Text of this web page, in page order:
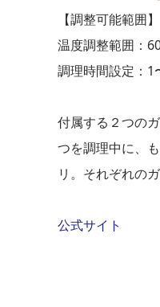
【調整可能範囲】
温度調整範囲：
調理時間設定：1
付属する２つの
つを調理中に、
リ。それぞれの
公式サイト